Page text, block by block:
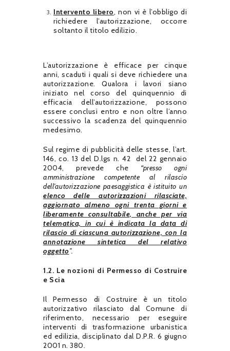
Intervento libero, non vi è l’obbligo di
richiedere l’autorizzazione, occorre
soltanto il titolo edilizio.
L’autorizzazione è efficace per cinque
anni, scaduti i quali si deve richiedere una
autorizzazione. Qualora i lavori siano
iniziato nel corso del quinquennio di
efficacia dell’autorizzazione, possono
essere conclusi entro e non oltre l’anno
successivo la scadenza del quinquennio
medesimo.
Sul regime di pubblicità delle stesse, l’art.
146, co. 13 del D.lgs n. 42 del 22 gennaio
2004, prevede che “presso ogni
amministrazione competente al rilascio
dell’autorizzazione paesaggistica è istituito un
elenco delle autorizzazioni rilasciate,
aggiornato almeno ogni trenta giorni e
liberamente consultabile, anche per via
telematica, in cui è indicata la data di
rilascio di ciascuna autorizzazione, con la
annotazione sintetica del relativo
oggetto”.
1.2. Le nozioni di Permesso di Costruire
e Scia
Il Permesso di Costruire è un titolo
autorizzativo rilasciato dal Comune di
riferimento, necessario per eseguire
interventi di trasformazione urbanistica
ed edilizia, disciplinato dal D.P.R. 6 giugno
2001 n. 380.